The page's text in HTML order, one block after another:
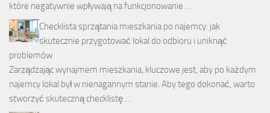
które negatywnie wpływają na funkcjonowanie …
Checklista sprzątania mieszkania po najemcy: jak
skutecznie przygotować lokal do odbioru i uniknąć
problemów
Zarządzając wynajmem mieszkania, kluczowe jest, aby po każdym
najemcy lokal był w nienagannym stanie. Aby tego dokonać, warto
stworzyć skuteczną checklistę …